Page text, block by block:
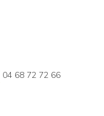
04 68 72 72 66